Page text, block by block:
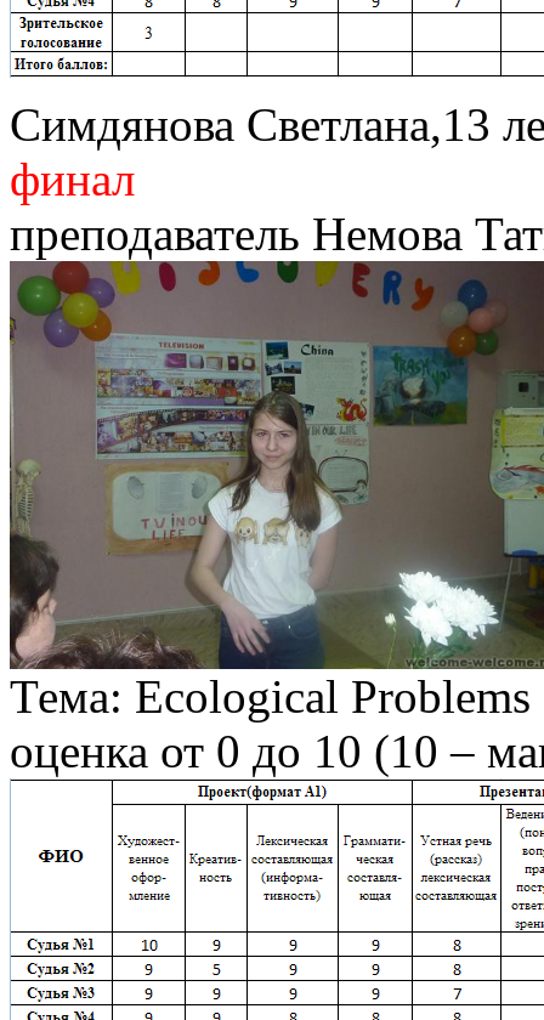
Симдянова Светлана,13
финал
преподаватель Немова
Тема: Ecological Problems
оценка от 0 до 10 (10 –